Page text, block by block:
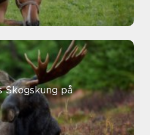
Skogskung på